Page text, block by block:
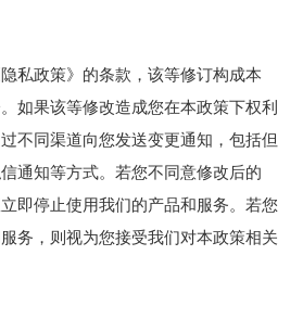
私政策》的条款，该等修订构成本
如果该等修改造成您在本政策下权利
不同渠道向您发送变更通知，包括但
通知等方式。若您不同意修改后的
即停止使用我们的产品和服务。若您
务，则视为您接受我们对本政策相关